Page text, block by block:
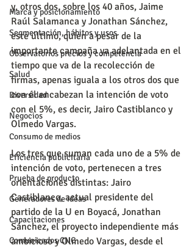
Marca y posicionamiento
Segmentación, hábitos y usos
Observatorios precios y competencia
Salud
Diversidad
Negocios
Consumo de medios
Eficiencia publicitaria
Prueba de producto
Generadores de ideas
Capacitaciones
Comunicados CNC
y, otros dos, sobre los 40 años, Jaime
Raúl Salamanca y Jonathan Sánchez,
este último, quien a pesar de la
importante campaña ya adelantada en el
tiempo que va de la recolección de
firmas, apenas iguala a los otros dos que
con él encabezan la intención de voto
con el 5%, es decir, Jairo Castiblanco y
Olmedo Vargas.
Los tres que suman cada uno de a 5% de
intención de voto, pertenecen a tres
orientaciones distintas: Jairo
Castiblanco, actual presidente del
partido de la U en Boyacá, Jonathan
Sánchez, el proyecto independiente más
ambicioso y Olmedo Vargas, desde el